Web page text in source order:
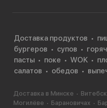
Доставка продуктов
бургеров
супов
пасты
поке WOK
салатов
обедов
Доставка в Минске
Могилёве
Барановичах